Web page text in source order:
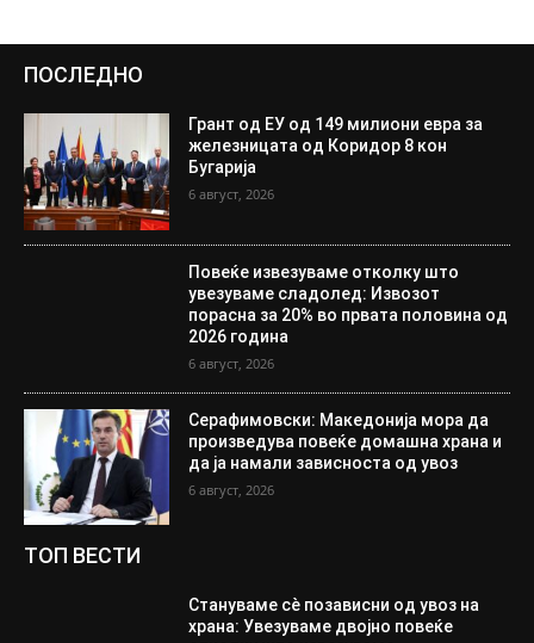
ПОСЛЕДНО
Грант од ЕУ од 149 милиони евра за
железницата од Коридор 8 кон
Бугарија
6 август, 2026
Повеќе извезуваме отколку што
увезуваме сладолед: Извозот
порасна за 20% во првата половина од
2026 година
6 август, 2026
Серафимовски: Македонија мора да
произведува повеќе домашна храна и
да ја намали зависноста од увоз
6 август, 2026
ТОП ВЕСТИ
Стануваме сè позависни од увоз на
храна: Увезуваме двојно повеќе